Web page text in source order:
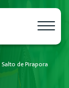
de Pirapora